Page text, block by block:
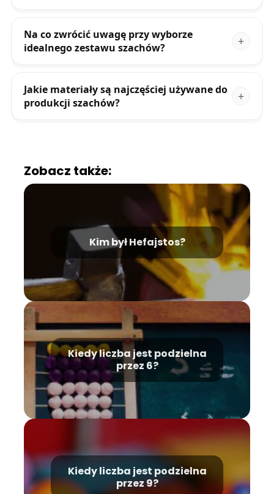
Na co zwrócić uwagę przy wyborze
idealnego zestawu szachów?
Jakie materiały są najczęściej używane do
produkcji szachów?
Zobacz także:
Kim był Hefajstos?
Kiedy liczba jest podzielna
przez 6?
Kiedy liczba jest podzielna
przez 9?